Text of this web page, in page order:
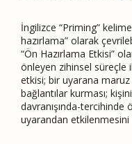
İngilizce “Priming”
hazırlama” olarak
“Ön Hazırlama Etkisi”
önleyen zihinsel süreçle
etkisi; bir uyarana
bağlantılar kurması;
davranışında-tercihinde
uyarandan